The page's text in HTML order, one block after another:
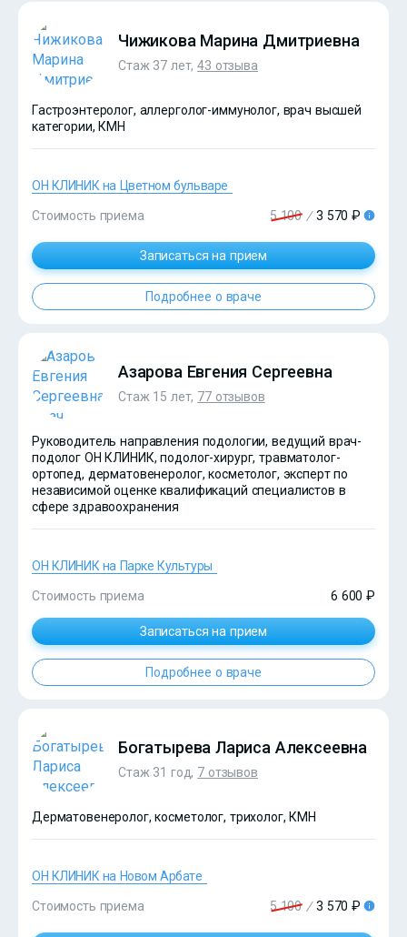
?>
Чижикова Марина Дмитриевна
Стаж 37 лет,43 отзыва
Гастроэнтеролог, аллерголог-иммунолог, врач высшей
категории, КМН
ОН КЛИНИК на Цветном бульваре
Стоимость приема 5 100 / 3 570 ₽
Записаться на прием
Подробнее о враче
Азарова Евгения Сергеевна
Стаж 15 лет, 77 отзывов
Руководитель направления подологии, ведущий врач-
подолог ОН КЛИНИК, подолог-хирург, травматолог-
ортопед, дерматовенеролог, косметолог, эксперт по
независимой оценке квалификаций специалистов в
сфере здравоохранения
ОН КЛИНИК на Парке Культуры
Стоимость приема 6 600 ₽
Записаться на прием
Подробнее о враче
Богатырева Лариса Алексеевна
Стаж 31 год, 7 отзывов
Дерматовенеролог, косметолог, трихолог, КМН
ОН КЛИНИК на Новом Арбате
Стоимость приема 5 100 / 3 570 ₽